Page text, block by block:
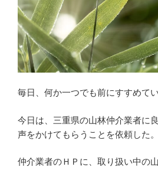
毎日、何か一つでも前にすすめてい
今日は、三重県の山林仲介業者に
声をかけてもらうことを依頼した。
仲介業者のＨＰに、取り扱い中の